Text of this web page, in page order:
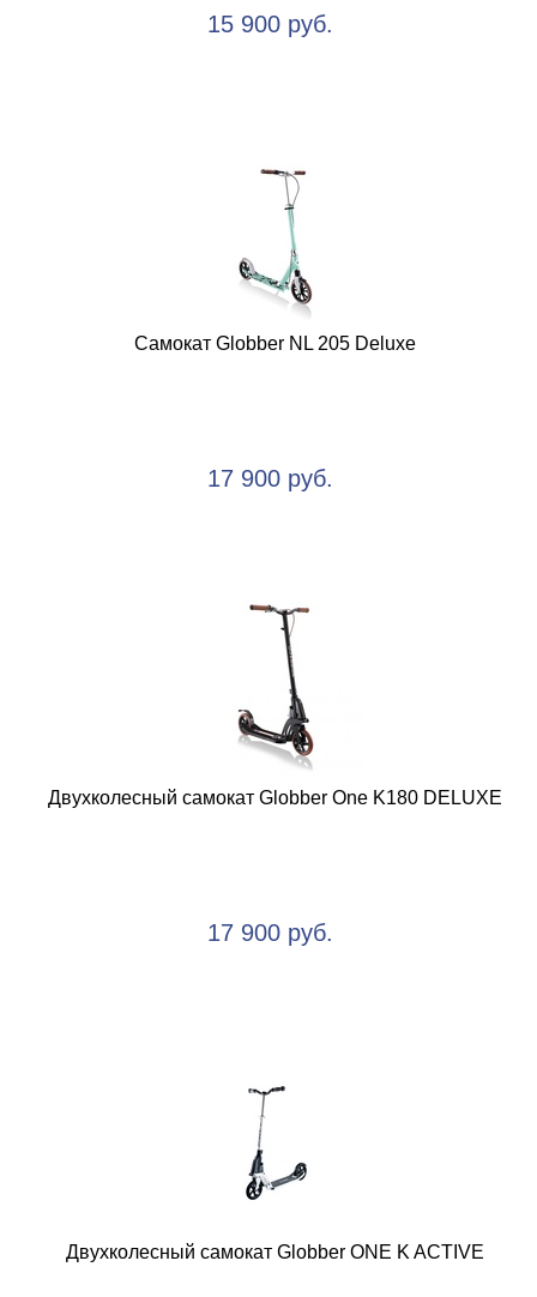
15 900 руб.
Самокат Globber NL 205 Deluxe
17 900 руб.
Двухколесный самокат Globber One K180 DELUXE
17 900 руб.
Двухколесный самокат Globber ONE K ACTIVE